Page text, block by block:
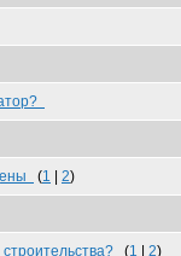
(1 2)
(1 2)